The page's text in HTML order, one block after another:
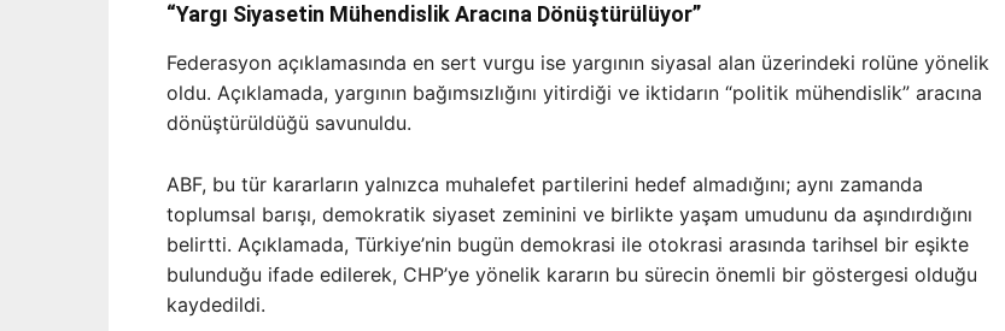
“Yargı Siyasetin Mühendislik Aracına Dönüştürülüyor”
Federasyon açıklamasında en sert vurgu ise yargının siyasal alan üzerindeki rolüne yönelik
oldu. Açıklamada, yargının bağımsızlığını yitirdiği ve iktidarın “politik mühendislik” aracına
dönüştürüldüğü savunuldu.
ABF, bu tür kararların yalnızca muhalefet partilerini hedef almadığını; aynı zamanda
toplumsal barışı, demokratik siyaset zeminini ve birlikte yaşam umudunu da aşındırdığını
belirtti. Açıklamada, Türkiye’nin bugün demokrasi ile otokrasi arasında tarihsel bir eşikte
bulunduğu ifade edilerek, CHP’ye yönelik kararın bu sürecin önemli bir göstergesi olduğu
kaydedildi.